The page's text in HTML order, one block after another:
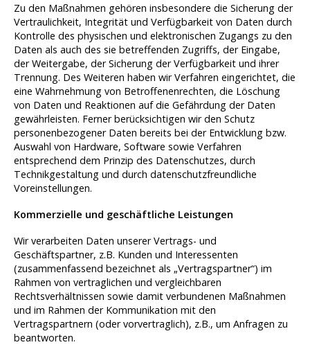
Zu den Maßnahmen gehören insbesondere die Sicherung der
Vertraulichkeit, Integrität und Verfügbarkeit von Daten durch
Kontrolle des physischen und elektronischen Zugangs zu den
Daten als auch des sie betreffenden Zugriffs, der Eingabe,
der Weitergabe, der Sicherung der Verfügbarkeit und ihrer
Trennung. Des Weiteren haben wir Verfahren eingerichtet, die
eine Wahrnehmung von Betroffenenrechten, die Löschung
von Daten und Reaktionen auf die Gefährdung der Daten
gewährleisten. Ferner berücksichtigen wir den Schutz
personenbezogener Daten bereits bei der Entwicklung bzw.
Auswahl von Hardware, Software sowie Verfahren
entsprechend dem Prinzip des Datenschutzes, durch
Technikgestaltung und durch datenschutzfreundliche
Voreinstellungen.
Kommerzielle und geschäftliche Leistungen
Wir verarbeiten Daten unserer Vertrags- und
Geschäftspartner, z.B. Kunden und Interessenten
(zusammenfassend bezeichnet als „Vertragspartner“) im
Rahmen von vertraglichen und vergleichbaren
Rechtsverhältnissen sowie damit verbundenen Maßnahmen
und im Rahmen der Kommunikation mit den
Vertragspartnern (oder vorvertraglich), z.B., um Anfragen zu
beantworten.